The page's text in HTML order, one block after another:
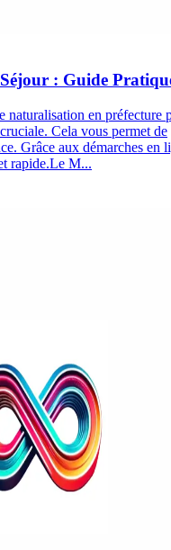
: Guide
naturalisation en préfecture
Cela vous permet de
Grâce aux démarches en
rapide.Le M...